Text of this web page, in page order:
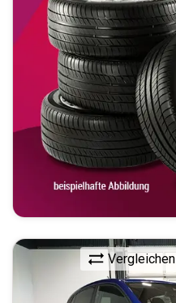
Vergleichen